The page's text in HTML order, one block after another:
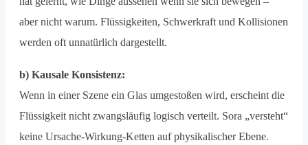
aber nicht warum. Flüssigkeiten, Schwerkraft und Kollisionen
werden oft unnatürlich dargestellt.
b) Kausale Konsistenz:
Wenn in einer Szene ein Glas umgestoßen wird, erscheint die
Flüssigkeit nicht zwangsläufig logisch verteilt. Sora „versteht“
keine Ursache-Wirkung-Ketten auf physikalischer Ebene.